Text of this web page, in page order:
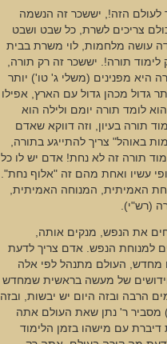
הזה!, יששכר זה הנשמה
צריכים לשרת, כל שבט ושבט
עושה מלחמות, לוי משרת בבית
תורה!. יששכר זה רק תורה,
היא מפנינים (משלי ג' טו') יותר
גדול מכהן גדול עם הארץ, אפילו
לומד תורה יומם ולילה הוא
תורה בעיון, וזה דווקא שאדם
באוהל" צריך להתייגע בתורה,
תורה זה לא נחת! אדם יש לו כל
עשיו ואחת מהם זה "אלוף נחת".
האמיתית, המנוחה האמיתית,
(רש"י).
את הנפש, מנקים אותה,
למנוחת הנפש. אדם צריך לדעת
מחדש, העולם מתנהל לפי אלה
של מעשה בראשית שמחדש
הרבה ובזה היום יש יבשות, ובזה
ג') מסביר ר' נתן שאת העולם אתה
עם מישהו בזמן הלימוד